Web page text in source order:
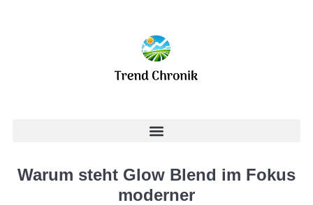
Warum steht Glow Blend im Fokus
moderner